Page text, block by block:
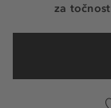
za